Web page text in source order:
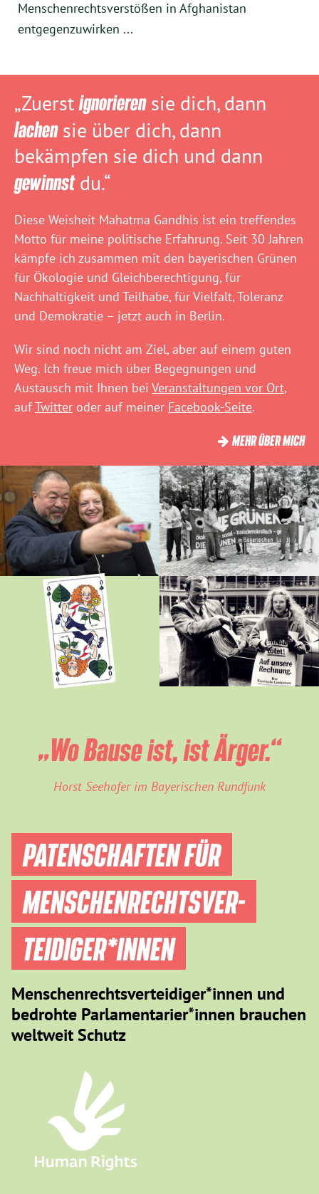
Menschenrechtsverstößen in Afghanistan
entgegenzuwirken ...
„Zuerstignorierensie dich, dann
lachensie über dich, dann
bekämpfen sie dich und dann
gewinnstdu.“
Diese Weisheit Mahatma Gandhis ist ein treffendes
Motto für meine politische Erfahrung. Seit 30 Jahren
kämpfe ich zusammen mit den bayerischen Grünen
für Ökologie und Gleichberechtigung, für
Nachhaltigkeit und Teilhabe, für Vielfalt, Toleranz
und Demokratie – jetzt auch in Berlin.
Wir sind noch nicht am Ziel, aber auf einem guten
Weg. Ich freue mich über Begegnungen und
Austausch mit Ihnen bei Veranstaltungen vor Ort,
aufTwitter oder auf meiner Facebook-Seite.
MEHR ÜBER MICH
„Wo Bause ist, ist Ärger.“
Horst Seehofer im Bayerischen Rundfunk
PATENSCHAFTEN FÜR
MENSCHEN­RECHTS­VER­
TEIDIGER­*INNEN
Menschenrechtsverteidiger*innen und
bedrohte Parlamentarier*innen brauchen
weltweit Schutz